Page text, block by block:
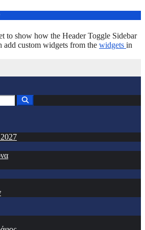
to show how the Header Toggle Sidebar
add custom widgets from the widgets in